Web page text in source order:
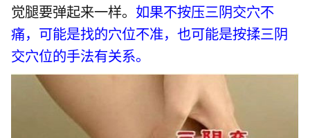
觉腿要弹起来一样。 如果不按压三阴交穴不
痛，可能是找的穴位不准，也可能是按揉三阴
交穴位的手法有关系。